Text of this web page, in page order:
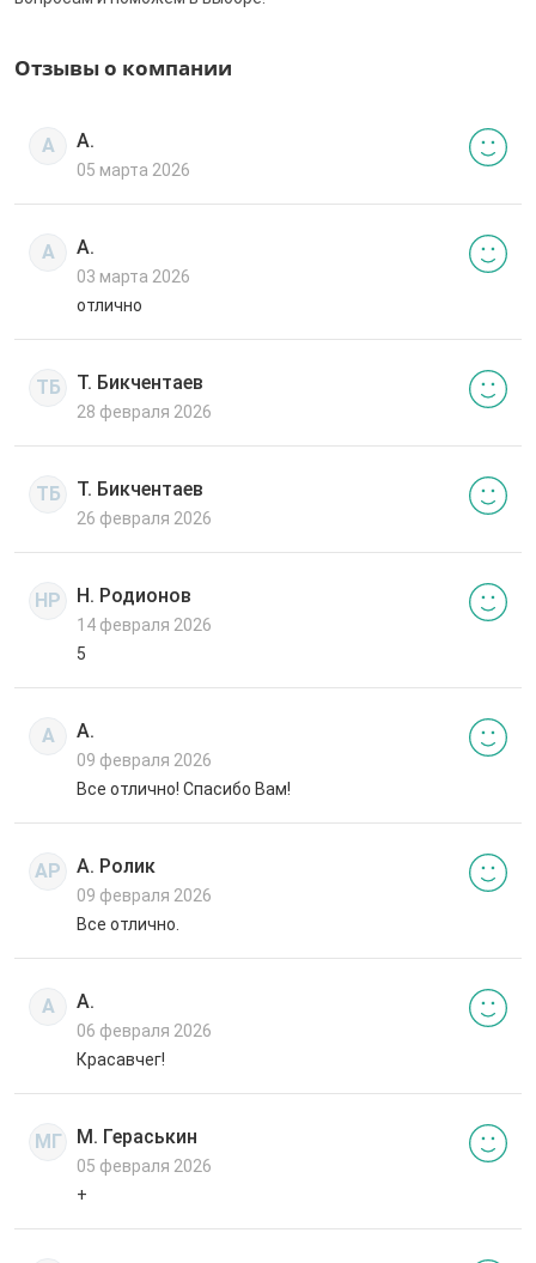
Отзывы о компании
А А.
05 марта 2026
А А.
03 марта 2026
отлично
ТБ Т. Бикчентаев
28 февраля 2026
ТБ Т. Бикчентаев
26 февраля 2026
НР Н. Родионов
14 февраля 2026
5
А А.
09 февраля 2026
Все отлично! Спасибо Вам!
АР А. Ролик
09 февраля 2026
Все отлично.
А А.
06 февраля 2026
Красавчег!
МГ М. Гераськин
05 февраля 2026
+